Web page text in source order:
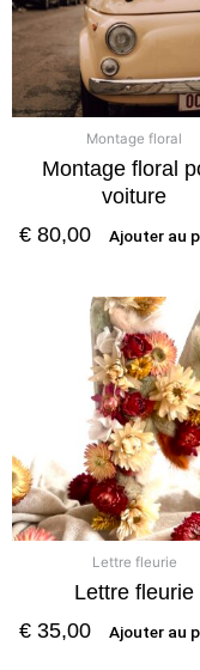
Montage floral
Montage floral
voiture
€ 80,00 Ajouter au
Lettre fleurie
Lettre fleurie
€ 35,00 Ajouter au